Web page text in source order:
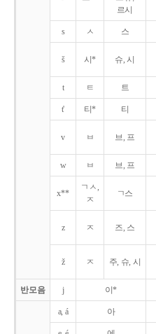
르시
s ㅅ 스
š 시* 슈, 시
t ㅌ 트
t' 티* 티
v ㅂ 브, 프
w ㅂ 브, 프
x**
ㄱㅅ,
ㅈ
ㄱ스
z ㅈ 즈, 스
ž ㅈ 주, 슈, 시
반모음 j 이*
a, á 아